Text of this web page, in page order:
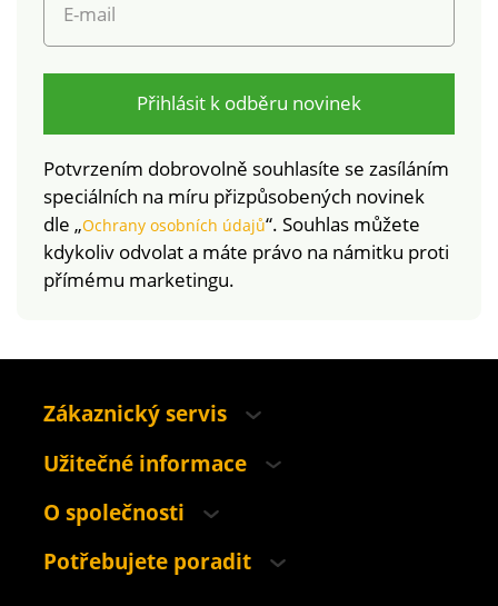
E-mail
Přihlásit k odběru novinek
Potvrzením dobrovolně souhlasíte se zasíláním
speciálních na míru přizpůsobených novinek
dle „Ochrany osobních údajů“. Souhlas můžete
kdykoliv odvolat a máte právo na námitku proti
přímému marketingu.
Zákaznický servis
Užitečné informace
O společnosti
Potřebujete poradit